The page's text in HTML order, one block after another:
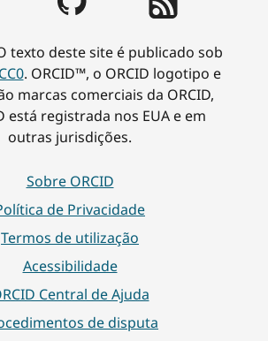
texto deste site é publicado sob
. ORCID™, o ORCID logotipo e
marcas comerciais da ORCID,
está registrada nos EUA e em
outras jurisdições.
Sobre ORCID
de Privacidade
Termos de utilização
Acessibilidade
Central de Ajuda
de disputa